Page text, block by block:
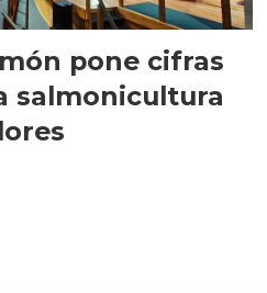
pone cifras
salmonicultura